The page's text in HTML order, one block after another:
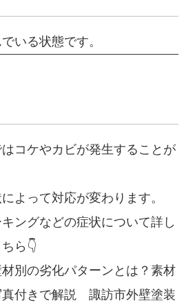
いる状態です。
コケやカビが発生することが
よって対応が変わります。
ングなどの症状について詳し
ら👇
別の劣化パターンとは？素材
真付きで解説 諏訪市外壁塗装